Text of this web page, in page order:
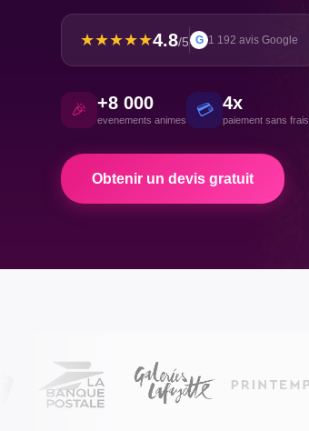
★★★★★4.8/5 G 1 192 avis Google
🎉 +8 000
evenements animes
💳 4x
paiement sans frais
Obtenir un devis gratuit